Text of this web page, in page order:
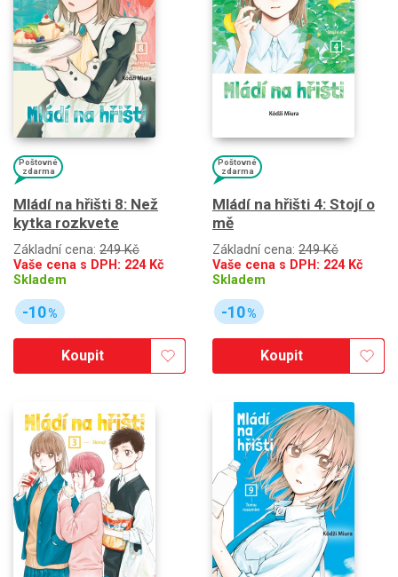
Poštovné
zdarma
Mládí na hřišti 8: Než
kytka rozkvete
Základní cena: 249 Kč
Vaše cena s DPH: 224Kč
Skladem
-10%
Koupit
Poštovné
zdarma
Mládí na hřišti 4: Stojí o
mě
Základní cena: 249 Kč
Vaše cena s DPH: 224Kč
Skladem
-10%
Koupit